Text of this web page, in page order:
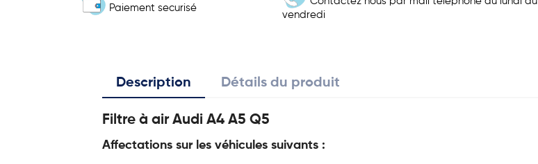
Paiement securisé
vendredi
Description Détails du produit
Filtre à air Audi A4 A5 Q5
Affectations sur les véhicules suivants :